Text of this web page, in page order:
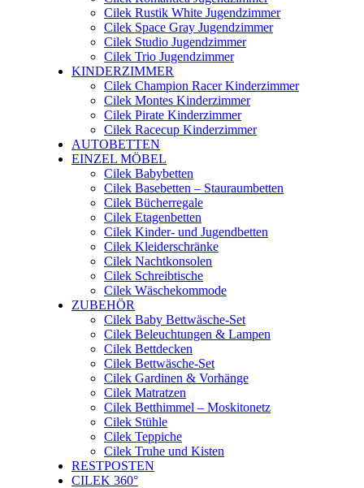
Cilek Rustik White Jugendzimmer
Cilek Space Gray Jugendzimmer
Cilek Studio Jugendzimmer
Cilek Trio Jugendzimmer
KINDERZIMMER
Cilek Champion Racer Kinderzimmer
Cilek Montes Kinderzimmer
Cilek Pirate Kinderzimmer
Cilek Racecup Kinderzimmer
AUTOBETTEN
EINZEL MÖBEL
Cilek Babybetten
Cilek Basebetten – Stauraumbetten
Cilek Bücherregale
Cilek Etagenbetten
Cilek Kinder- und Jugendbetten
Cilek Kleiderschränke
Cilek Nachtkonsolen
Cilek Schreibtische
Cilek Wäschekommode
ZUBEHÖR
Cilek Baby Bettwäsche-Set
Cilek Beleuchtungen & Lampen
Cilek Bettdecken
Cilek Bettwäsche-Set
Cilek Gardinen & Vorhänge
Cilek Matratzen
Cilek Betthimmel – Moskitonetz
Cilek Stühle
Cilek Teppiche
Cilek Truhe und Kisten
RESTPOSTEN
CILEK 360°